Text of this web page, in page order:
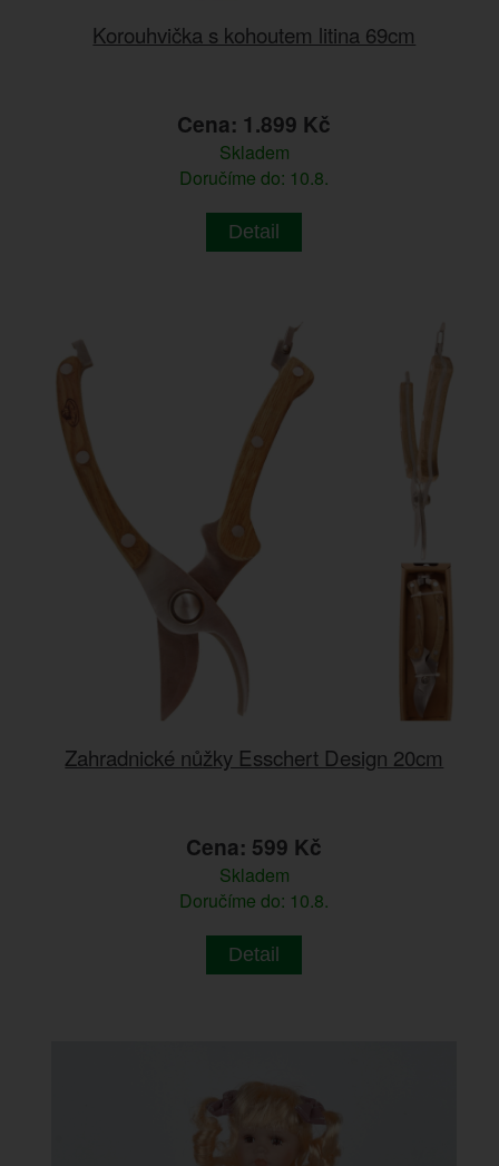
Korouhvička s kohoutem litina 69cm
Cena: 1.899 Kč
Skladem
Doručíme do: 10.8.
Detail
Zahradnické nůžky Esschert Design 20cm
Cena: 599 Kč
Skladem
Doručíme do: 10.8.
Detail